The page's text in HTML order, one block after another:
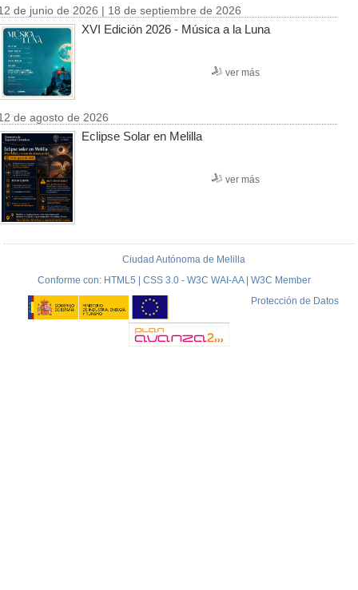
de junio de 2026 | 18 de septiembre de 2026
XVI Edición 2026 - Música a la Luna
ver más
de agosto de 2026
Eclipse Solar en Melilla
ver más
Ciudad Autónoma de Melilla
Conforme con: HTML5 | CSS 3.0 - W3C WAI-AA | W3C Member
Protección de Datos